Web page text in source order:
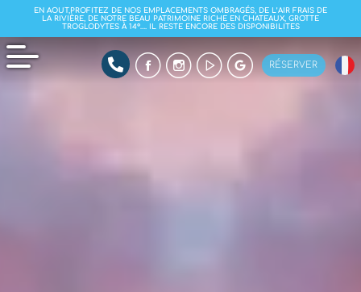
EN AOUT,PROFITEZ DE NOS EMPLACEMENTS OMBRAGÉS, DE L’AIR FRAIS DE
LA RIVIÈRE, DE NOTRE BEAU PATRIMOINE RICHE EN CHATEAUX, GROTTE
TROGLODYTES À 14°…. IL RESTE ENCORE DES DISPONIBILITES
RÉSERVER